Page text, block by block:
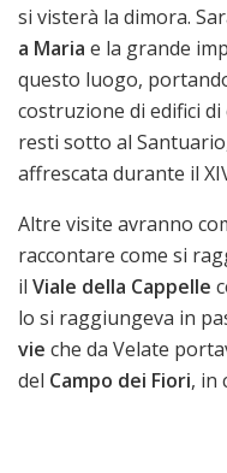
si visterà la dimora.
a Maria e la grande
questo luogo,
costruzione di edifici
resti sotto al
affrescata durante il
Altre visite avranno
raccontare come si
il Viale della Cappelle
lo si raggiungeva in
vie che da Velate
del Campo dei Fiori, in